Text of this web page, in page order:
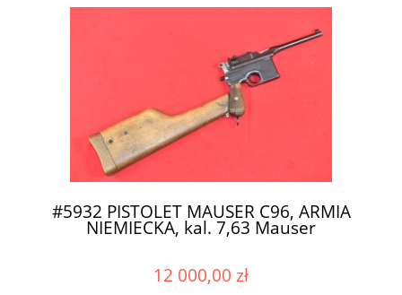
#5932 PISTOLET MAUSER C96, ARMIA
NIEMIECKA, kal. 7,63 Mauser
12 000,00 zł